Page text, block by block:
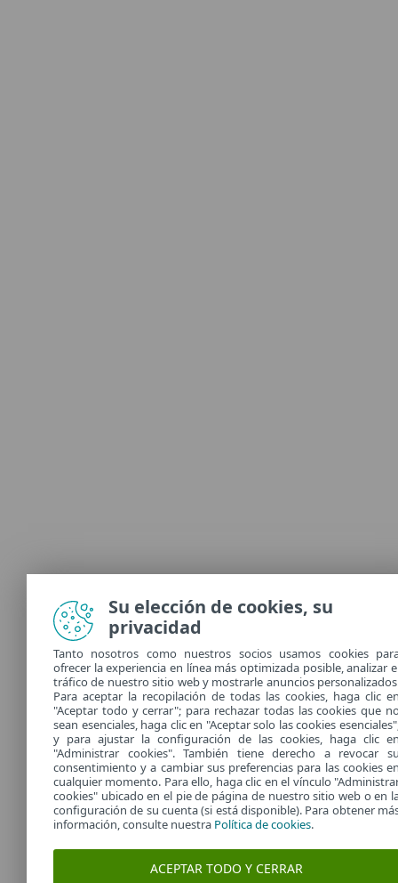
Su elección de cookies, su
privacidad
Tanto nosotros como nuestros socios usamos cookies
ofrecer la experiencia en línea más optimizada posible, analizar
tráfico de nuestro sitio web y mostrarle anuncios
Para aceptar la recopilación de todas las cookies, haga clic
"Aceptar todo y cerrar"; para rechazar todas las cookies que
sean esenciales, haga clic en "Aceptar solo las cookies
y para ajustar la configuración de las cookies, haga clic
"Administrar cookies". También tiene derecho a revocar
consentimiento y a cambiar sus preferencias para las cookies
cualquier momento. Para ello, haga clic en el vínculo
cookies" ubicado en el pie de página de nuestro sitio web o en
configuración de su cuenta (si está disponible). Para obtener
información, consulte nuestra Política de cookies.
ACEPTAR TODO Y CERRAR